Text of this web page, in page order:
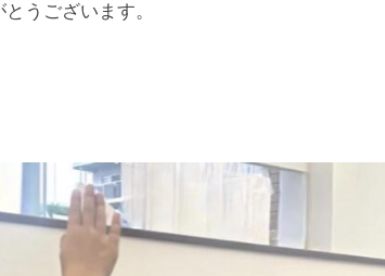
うございます。